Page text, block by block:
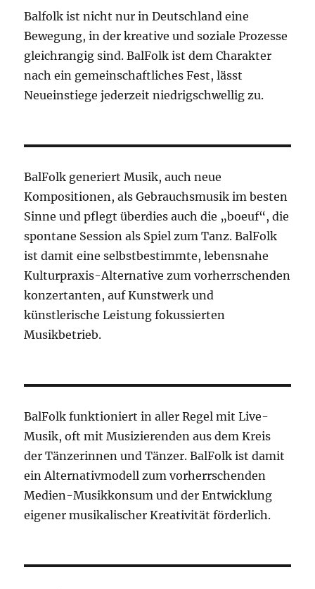
Balfolk ist nicht nur in Deutschland eine
Bewegung, in der kreative und soziale Prozesse
gleichrangig sind. BalFolk ist dem Charakter
nach ein gemeinschaftliches Fest, lässt
Neueinstiege jederzeit niedrigschwellig zu.
BalFolk generiert Musik, auch neue
Kompositionen, als Gebrauchsmusik im besten
Sinne und pflegt überdies auch die „boeuf“, die
spontane Session als Spiel zum Tanz. BalFolk
ist damit eine selbstbestimmte, lebensnahe
Kulturpraxis-Alternative zum vorherrschenden
konzertanten, auf Kunstwerk und
künstlerische Leistung fokussierten
Musikbetrieb.
BalFolk funktioniert in aller Regel mit Live-
Musik, oft mit Musizierenden aus dem Kreis
der Tänzerinnen und Tänzer. BalFolk ist damit
ein Alternativmodell zum vorherrschenden
Medien-Musikkonsum und der Entwicklung
eigener musikalischer Kreativität förderlich.